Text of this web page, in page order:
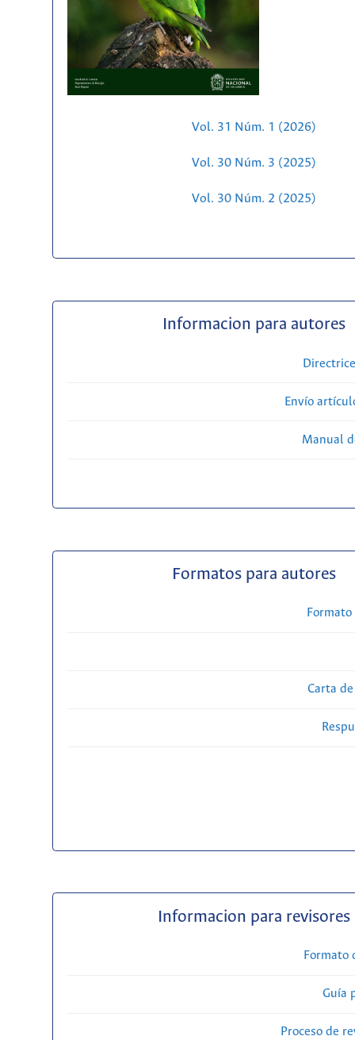
Vol. 31 Núm. 1 (2026)
Vol. 30 Núm. 3 (2025)
Vol. 30 Núm. 2 (2025)
Informacion para autores
Envío
Manual
Formatos para autores
Carta
Informacion para revisores
Formato
Guía
Proceso de